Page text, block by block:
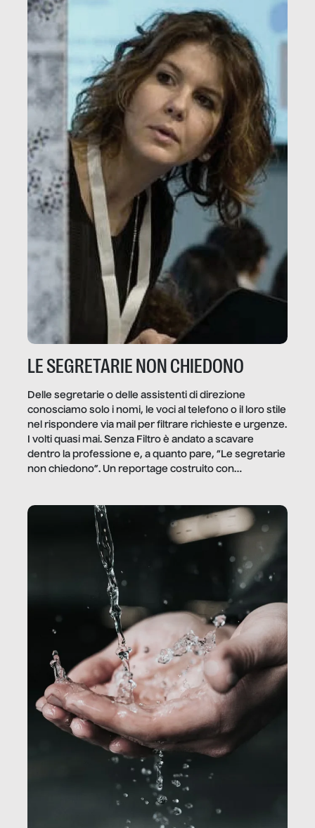
LE SEGRETARIE NON CHIEDONO
Delle segretarie o delle assistenti di direzione
conosciamo solo i nomi, le voci al telefono o il loro stile
nel rispondere via mail per filtrare richieste e urgenze.
I volti quasi mai. Senza Filtro è andato a scavare
dentro la professione e, a quanto pare, “Le segretarie
non chiedono”. Un reportage costruito con